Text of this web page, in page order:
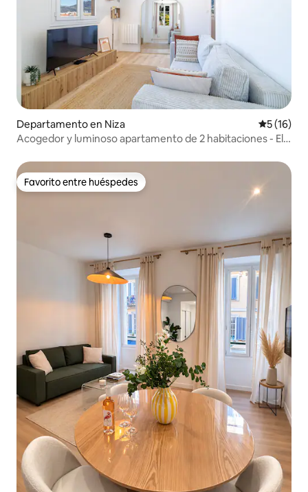
Departamento en Niza
5 (16)
Acogedor y luminoso apartamento de 2 habitaciones - El
Favorito entre huéspedes
Favorito entre huéspedes